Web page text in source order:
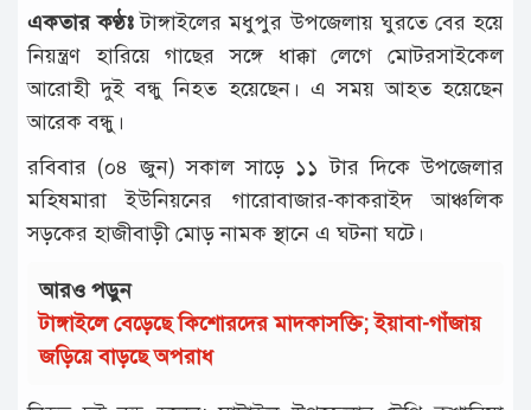
দুর্ঘটনা
বিনোদন
খেলাধুলা
চাকরি
লাইফ
স্টাইল
অন্যান্য
একতার কণ্ঠঃ টাঙ্গাইলের মধুপুর উপজেলায় ঘুরতে বের হয়ে
নিয়ন্ত্রণ হারিয়ে গাছের সঙ্গে ধাক্কা লেগে মোটরসাইকেল
আরোহী দুই বন্ধু নিহত হয়েছেন। এ সময় আহত হয়েছেন
আরেক বন্ধু।
রবিবার (০৪ জুন) সকাল সাড়ে ১১ টার দিকে উপজেলার
মহিষমারা ইউনিয়নের গারোবাজার-কাকরাইদ আঞ্চলিক
সড়কের হাজীবাড়ী মোড় নামক স্থানে এ ঘটনা ঘটে।
আরও পড়ুন
টাঙ্গাইলে বেড়েছে কিশোরদের মাদকাসক্তি; ইয়াবা-গাঁজায়
জড়িয়ে বাড়ছে অপরাধ